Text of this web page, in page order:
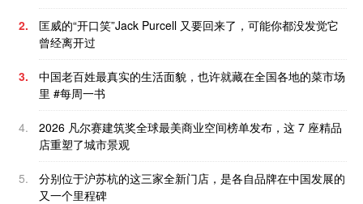
2.
匡威的“开口笑”Jack Purcell 又要回来了，可能你都没发觉它
曾经离开过
3.
中国老百姓最真实的生活面貌，也许就藏在全国各地的菜市场
里 #每周一书
4.
2026 凡尔赛建筑奖全球最美商业空间榜单发布，这 7 座精品
店重塑了城市景观
5.
分别位于沪苏杭的这三家全新门店，是各自品牌在中国发展的
又一个里程碑